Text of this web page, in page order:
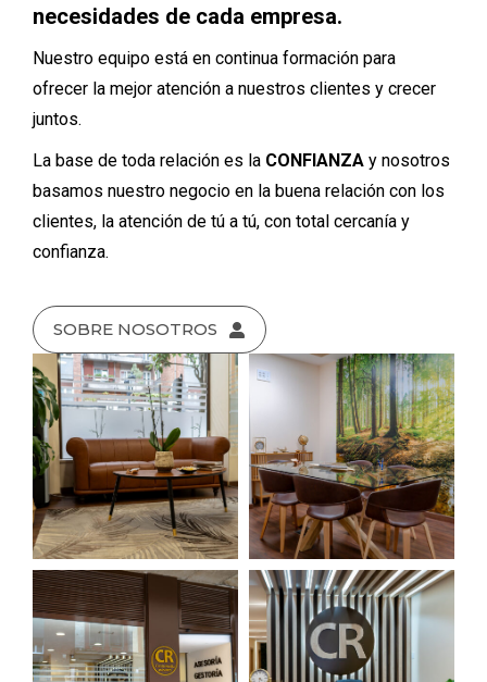
necesidades de cada empresa.
Nuestro equipo está en continua formación para
ofrecer la mejor atención a nuestros clientes y crecer
juntos.
La base de toda relación es la CONFIANZA y nosotros
basamos nuestro negocio en la buena relación con los
clientes, la atención de tú a tú, con total cercanía y
confianza.
SOBRE NOSOTROS